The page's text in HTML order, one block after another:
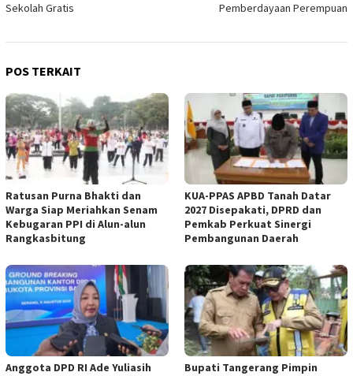
Sekolah Gratis
Pemberdayaan Perempuan
POS TERKAIT
Ratusan Purna Bhakti dan
Warga Siap Meriahkan Senam
Kebugaran PPI di Alun-alun
Rangkasbitung
KUA-PPAS APBD Tanah Datar
2027 Disepakati, DPRD dan
Pemkab Perkuat Sinergi
Pembangunan Daerah
Anggota DPD RI Ade Yuliasih
Bupati Tangerang Pimpin